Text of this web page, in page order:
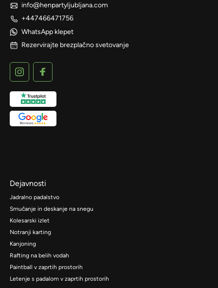
info@henpartyljubljana.com
+447466471756
WhatsApp klepet
Rezervirajte brezplačno svetovanje
Dejavnosti
Jadralno padalstvo
Smučanje in deskanje na snegu
Kolesarski izlet
Notranji karting
Kanjoning
Rafting na belih vodah
Paintball v zaprtih prostorih
Letenje s padalom v zaprtih prostorih